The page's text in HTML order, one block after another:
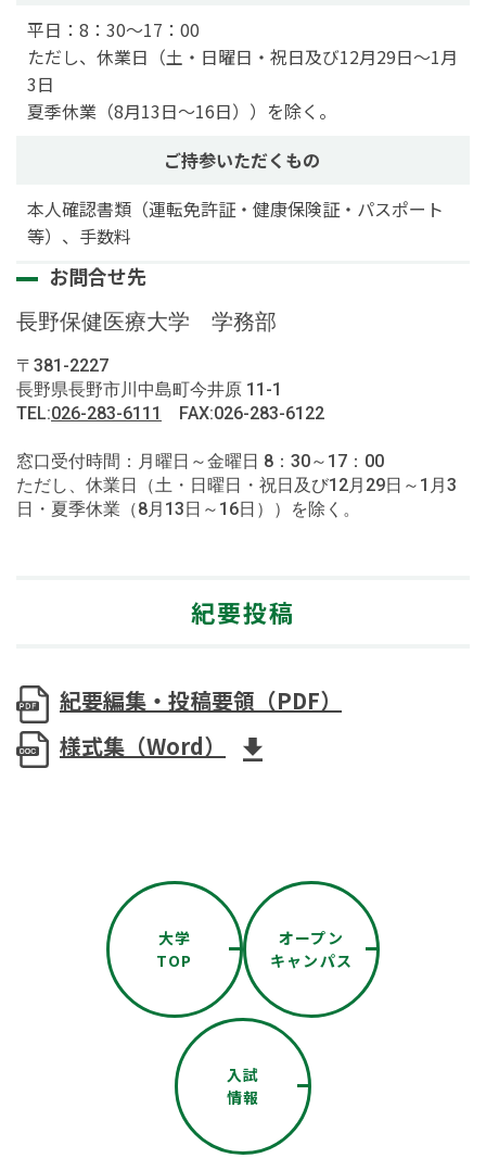
平日：8：30～17：00
ただし、休業日（土・日曜日・祝日及び12月29日～1月
3日
夏季休業（8月13日～16日））を除く。
ご持参いただくもの
本人確認書類（運転免許証・健康保険証・パスポート
等）、手数料
お問合せ先
長野保健医療大学 学務部
〒381-2227
長野県長野市川中島町今井原 11-1
TEL:026-283-6111 FAX:026-283-6122
窓口受付時間：月曜日～金曜日 8：30～17：00
ただし、休業日（土・日曜日・祝日及び12月29日～1月3
日・夏季休業（8月13日～16日））を除く。
紀要投稿
紀要編集・投稿要領（PDF）
様式集（Word）
大学
TOP
オープン
キャンパス
入試
情報